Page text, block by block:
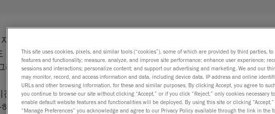
동화 모듈은 3D 스캐닝과 로봇 공학
최단 시간에 최적의 측정 업무를 수행
래밍 소프트웨어입니다.
스기능을 사용하면 로봇 경로를 프
는 작업이 간편해 자동화된 품질 관
This site uses cookies, pixels, and similar tools (“cookies”), some of which are provided by third parties,
features and functionality; measure, analyze, and improve site performance; enhance user experience;
sessions and interactions; personalize content; and support our advertising and marketing. We and our
may monitor, record, and access information and data, including device data, IP address and online
URLs and other browsing information, for these and similar purposes. By clicking Accept, you agree to
you continue to browse our site without clicking “Accept,” or if you click “Reject,” only cookies necessary
enable default website features and functionalities will be deployed. By using this site or clicking “Accept,”
“Manage Preferences” you acknowledge and agree to our Privacy Policy available through the link in the